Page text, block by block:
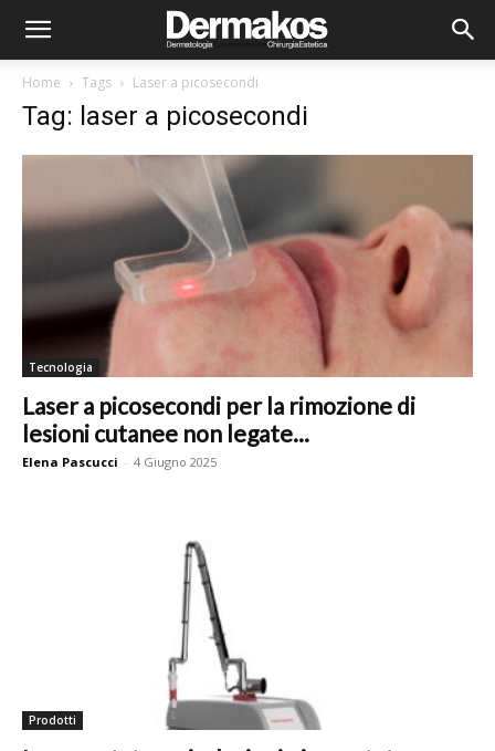
Home Tags Laser a picosecondi
Tag: laser a picosecondi
Tecnologia
Laser a picosecondi per la rimozione di
lesioni cutanee non legate...
Elena Pascucci - 4 Giugno 2025
Prodotti